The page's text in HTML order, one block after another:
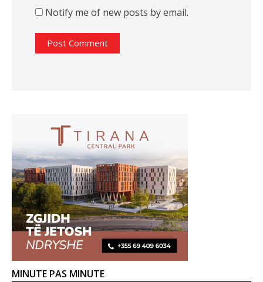
Notify me of new posts by email.
MINUTE PAS MINUTE